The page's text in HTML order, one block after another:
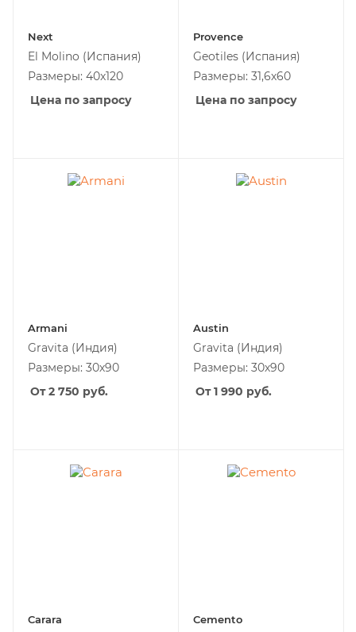
Next
El Molino (Испания)
Размеры: 40x120
Цена по запросу
Provence
Geotiles (Испания)
Размеры: 31,6х60
Цена по запросу
Armani
Gravita (Индия)
Размеры: 30х90
От 2 750 руб.
Austin
Gravita (Индия)
Размеры: 30х90
От 1 990 руб.
Carara Cemento